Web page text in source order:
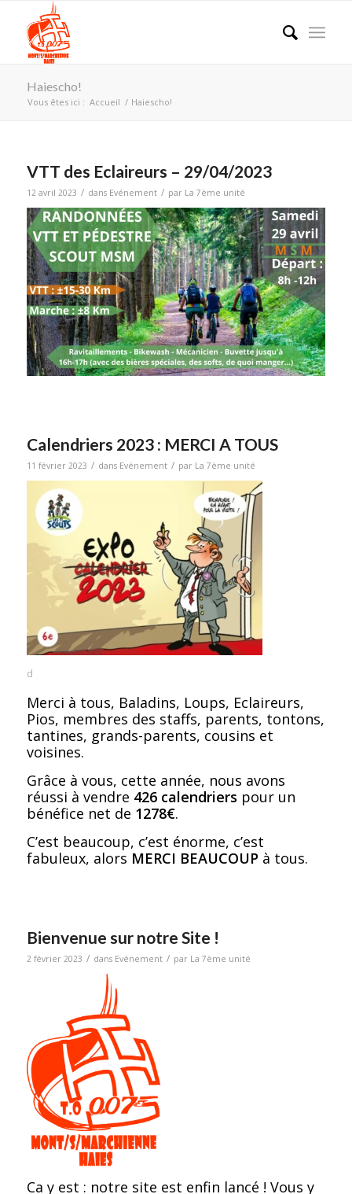
Haiescho!
Vous êtes ici : Accueil / Haiescho!
VTT des Eclaireurs – 29/04/2023
12 avril 2023 / dans Evénement / par La 7ème unité
Calendriers 2023 : MERCI A TOUS
11 février 2023 / dans Evénement / par La 7ème unité
d
Merci à tous, Baladins, Loups, Eclaireurs,
Pios, membres des staffs, parents, tontons,
tantines, grands-parents, cousins et
voisines.
Grâce à vous, cette année, nous avons
réussi à vendre 426 calendriers pour un
bénéfice net de 1278€.
C’est beaucoup, c’est énorme, c’est
fabuleux, alors MERCI BEAUCOUP à tous.
Bienvenue sur notre Site !
2 février 2023 / dans Evénement / par La 7ème unité
Ca y est : notre site est enfin lancé ! Vous y